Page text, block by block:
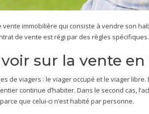
vente immobilière qui consiste à vendre son
de vente est régi par des règles
sur la vente en
de viagers : le viager occupé et le viager libre.
continue d’habiter. Dans le second cas,
que celui-ci n’est habité par personne.